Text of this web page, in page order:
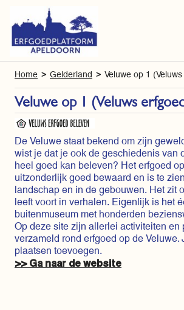
Home Gelderland Veluwe op 1
Veluwe op 1 (Veluws
De Veluwe staat bekend om zijn
wist je dat je ook de geschiedenis van
heel goed kan beleven? Het erfgoed
uitzonderlijk goed bewaard en is te
landschap en in de gebouwen. Het zit
leeft voort in verhalen. Eigenlijk is het
buitenmuseum met honderden
Op deze site zijn allerlei activiteiten en
verzameld rond erfgoed op de Veluwe.
plaatsen toevoegen.
>> Ga naar de website